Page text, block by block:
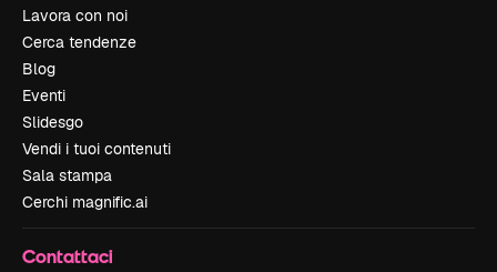
Lavora con noi
Cerca tendenze
Blog
Eventi
Slidesgo
Vendi i tuoi contenuti
Sala stampa
Cerchi magnific.ai
Contattaci